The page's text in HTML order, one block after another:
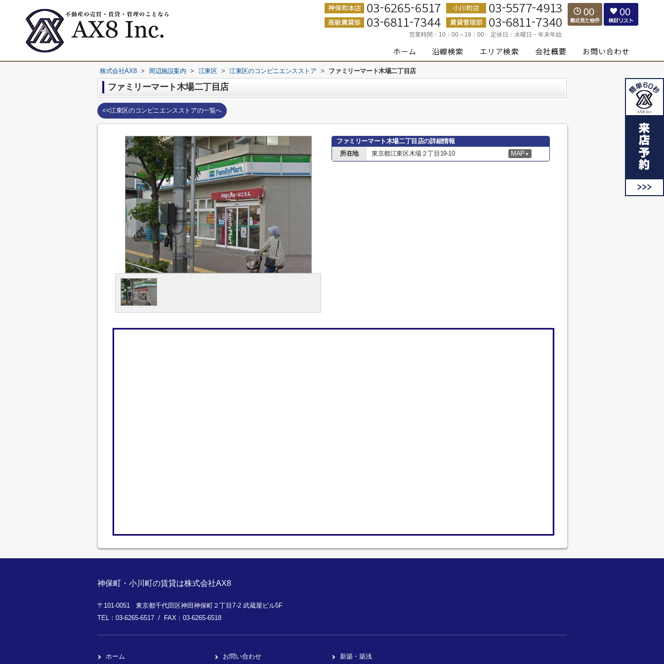
営業時間： 10：00～19：00 定休日： 水曜日・年末年始
00 00
株式会社AX8 > 周辺施設案内 > 江東区 > 江東区のコンビニエンスストア > ファミリーマート木場二丁目店
ファミリーマート木場二丁目店
<<江東区のコンビニエンスストアの一覧へ
ファミリーマート木場二丁目店の詳細情報
所在地
東京都江東区木場２丁目19-10 MAP ▼
神保町・小川町の賃貸は株式会社AX8
〒101-0051 東京都千代田区神田神保町２丁目7-2 武蔵屋ビル5F
TEL：03-6265-6517 / FAX：03-6265-6518
ホーム お問い合わせ 新築・築浅